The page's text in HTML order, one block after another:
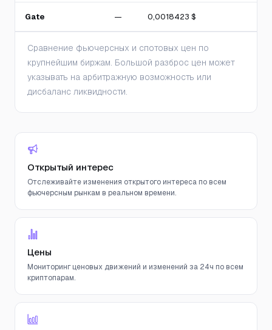
Gate — 0,0018423 $
Сравнение фьючерсных и спотовых цен по
крупнейшим биржам. Большой разброс цен может
указывать на арбитражную возможность или
дисбаланс ликвидности.
Открытый интерес
Отслеживайте изменения открытого интереса по всем
фьючерсным рынкам в реальном времени.
Цены
Мониторинг ценовых движений и изменений за 24ч по всем
криптопарам.